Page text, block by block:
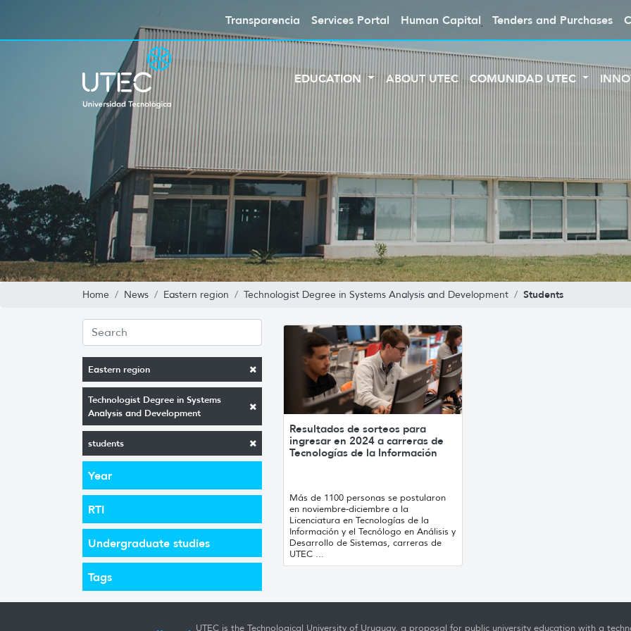
Transparencia Services Portal Human Capital Tenders and Purchases
EDUCATION ABOUT UTEC COMUNIDAD UTEC
Home News Eastern region Technologist Degree in Systems Analysis and Development Students
Eastern region
Technologist Degree in Systems
Analysis and Development
students
Year
RTI
Undergraduate studies
Tags
Resultados de sorteos para
ingresar en 2024 a carreras de
Tecnologías de la Información
Más de 1100 personas se postularon
en noviembre-diciembre a la
Licenciatura en Tecnologías de la
Información y el Tecnólogo en Análisis y
Desarrollo de Sistemas, carreras de
UTEC ...
UTEC is the Technological University of Uruguay, a proposal for public university education with a